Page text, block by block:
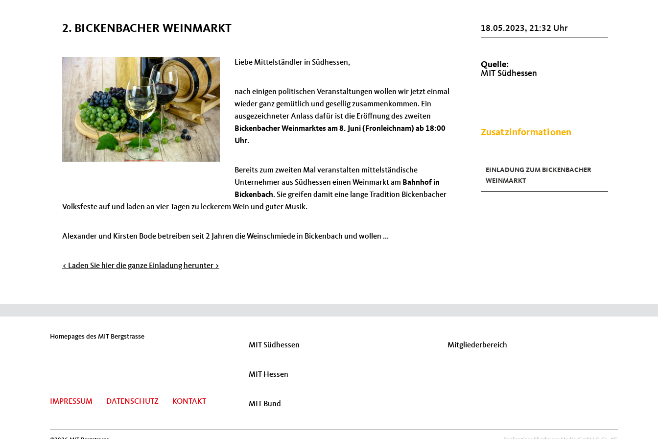
2. BICKENBACHER WEINMARKT
Liebe Mittelständler in Südhessen,
nach einigen politischen Veranstaltungen wollen wir jetzt einmal
wieder ganz gemütlich und gesellig zusammenkommen. Ein
ausgezeichneter Anlass dafür ist die Eröffnung des zweiten
Bickenbacher Weinmarktes am 8. Juni (Fronleichnam) ab 18:00
Uhr.
Bereits zum zweiten Mal veranstalten mittelständische
Unternehmer aus Südhessen einen Weinmarkt am Bahnhof in
Bickenbach. Sie greifen damit eine lange Tradition Bickenbacher
Volksfeste auf und laden an vier Tagen zu leckerem Wein und guter Musik.
Alexander und Kirsten Bode betreiben seit 2 Jahren die Weinschmiede in Bickenbach und wollen ...
< Laden Sie hier die ganze Einladung herunter >
18.05.2023, 21:32 Uhr
Quelle:
MIT Südhessen
Zusatzinformationen
EINLADUNG ZUM BICKENBACHER
WEINMARKT
Homepages des MIT Bergstrasse
IMPRESSUM DATENSCHUTZ KONTAKT
MIT Südhessen
MIT Hessen
MIT Bund
Mitgliederbereich